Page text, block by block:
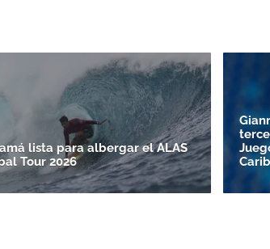
lista para albergar el ALAS
Tour 2026